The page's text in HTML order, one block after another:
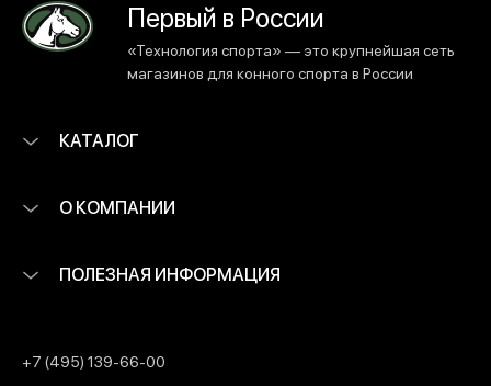
Первый в России
«Технология спорта» — это крупнейшая сеть
магазинов для конного спорта в России
КАТАЛОГ
О КОМПАНИИ
ПОЛЕЗНАЯ ИНФОРМАЦИЯ
+7 (495) 139-66-00